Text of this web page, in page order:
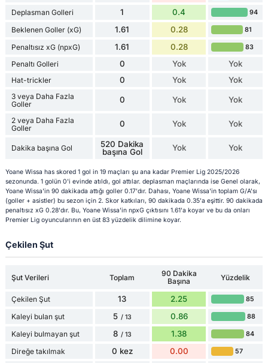
Deplasman Golleri 1 0.4 94
Beklenen Goller (xG) 1.61 0.28 81
Penaltısız xG (npxG) 1.61 0.28 83
Penaltı Golleri 0 Yok Yok
Hat-trickler 0 Yok Yok
3 veya Daha Fazla
Goller
0 Yok Yok
2 veya Daha Fazla
Goller
0 Yok Yok
Dakika başına Gol
520 Dakika
başına Gol
Yok Yok
Yoane Wissa has skored 1 gol in 19 maçları şu ana kadar Premier Lig 2025/2026
sezonunda. 1 golün 0'i evinde atıldı, gol attılar. deplasman maçlarında ise Genel olarak,
Yoane Wissa'in 90 dakikada attığı goller 0.17'dır. Dahası, Yoane Wissa'in toplam G/A'sı
(goller + asistler) bu sezon için 2. Skor katkıları, 90 dakikada 0.35'a eşittir. 90 dakikada
penaltısız xG 0.28'dır. Bu, Yoane Wissa'in npxG çıktısını 1.61'a koyar ve bu da onları
Premier Lig oyuncularının en üst 83 yüzdelik dilimine koyar.
Çekilen Şut
Şut Verileri Toplam
90 Dakika
Başına
Yüzdelik
Çekilen Şut 13 2.25 85
Kaleyi bulan şut 5 / 13 0.86 88
Kaleyi bulmayan şut 8 / 13 1.38 84
Direğe takılmak 0 kez 0.00 57